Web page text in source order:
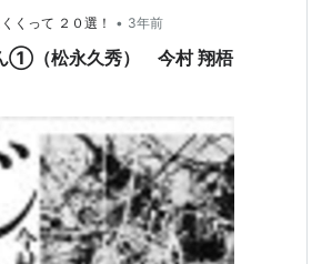
くって ２０選！ • 3年前
①（松永久秀） 今村 翔梧